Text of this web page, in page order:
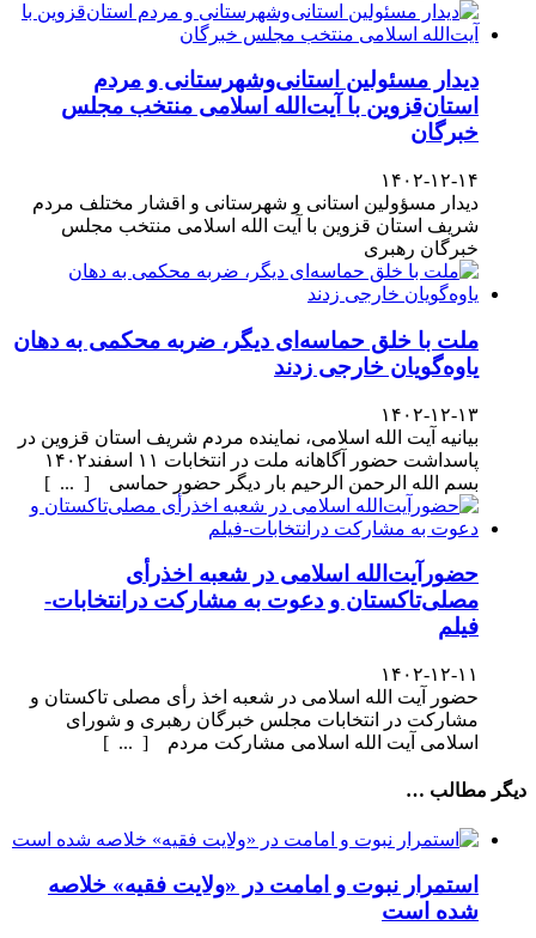
دیدار مسئولین استانی‌وشهرستانی و مردم‌
استان‌قزوین با آیت‌الله‌ اسلامی منتخب مجلس‌
خبرگان
۱۴۰۲-۱۲-۱۴
دیدار مسؤولین استانی و شهرستانی و اقشار مختلف مردم
شریف استان قزوین با آیت الله اسلامی منتخب مجلس
خبرگان رهبری
ملت با خلق حماسه‌ای دیگر، ضربه محکمی به دهان
یاوه‌گویان خارجی زدند
۱۴۰۲-۱۲-۱۳
بیانیه آیت الله اسلامی، نماینده مردم شریف استان قزوین در
پاسداشت حضور آگاهانه ملت در انتخابات ۱۱ اسفند۱۴۰۲
بسم الله الرحمن الرحیم بار دیگر حضور حماسی [ ... ]
حضورآیت‌الله اسلامی در شعبه اخذرأی
مصلی‌تاکستان و دعوت به مشارکت درانتخابات-
فیلم
۱۴۰۲-۱۲-۱۱
حضور آیت الله اسلامی در شعبه اخذ رأی مصلی تاکستان و
مشارکت در انتخابات مجلس خبرگان رهبری و شورای
اسلامی آیت الله اسلامی مشارکت مردم [ ... ]
دیگر مطالب …
استمرار نبوت و امامت در «ولایت فقیه» خلاصه
شده است